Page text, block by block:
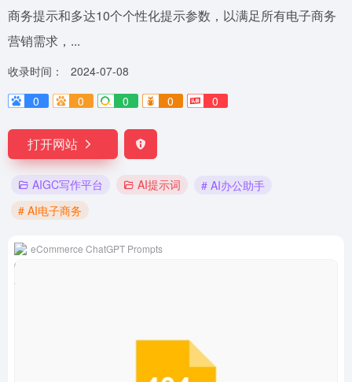
商务提示和多达10个个性化提示参数，以满足所有电子商务
营销需求，...
收录时间：
2024-07-08
0
0 0 0 0
打开网站
AIGC写作平台 AI提示词
# AI办公助手
# AI电子商务
eCommerce ChatGPT Prompts